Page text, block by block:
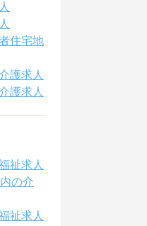
住宅地
護求人
護求人
祉求人
の介
祉求人